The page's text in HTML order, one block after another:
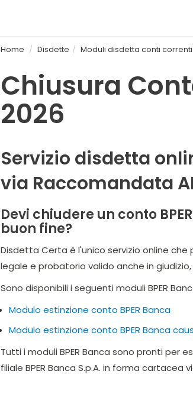
Home Disdette Moduli disdetta conti correnti
Chiusura
2026
Servizio disdetta
via Raccomandata
Devi chiudere un conto
buon fine?
Disdetta Certa è l'unico servizio online che
legale e probatorio valido anche in
Sono disponibili i seguenti moduli BPER
Modulo estinzione conto BPER Banca
Modulo estinzione conto BPER Banca
Tutti i moduli BPER Banca sono pronti
filiale BPER Banca S.p.A. in forma